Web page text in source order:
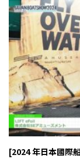
[2024 年日本國際